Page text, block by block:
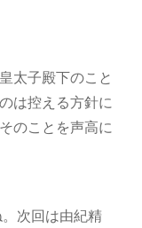
太子殿下のこと
は控える方針に
のことを声高に
次回は由紀精